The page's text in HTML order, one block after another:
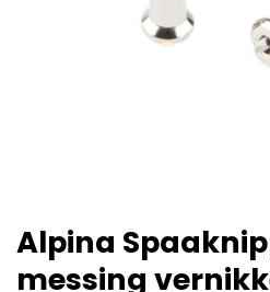
Alpina
messing